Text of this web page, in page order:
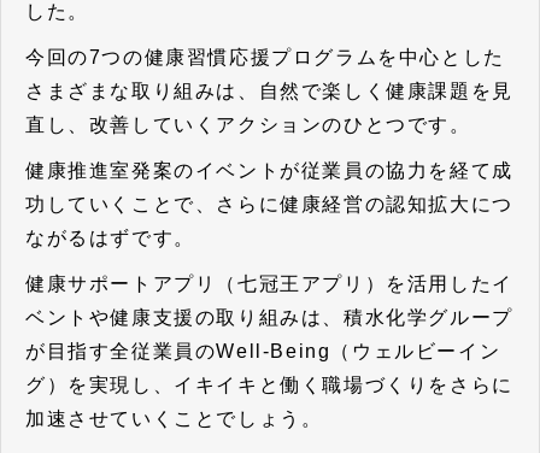
した。
今回の7つの健康習慣応援プログラムを中心とした
さまざまな取り組みは、自然で楽しく健康課題を見
直し、改善していくアクションのひとつです。
健康推進室発案のイベントが従業員の協力を経て成
功していくことで、さらに健康経営の認知拡大につ
ながるはずです。
健康サポートアプリ（七冠王アプリ）を活用したイ
ベントや健康支援の取り組みは、積水化学グループ
が目指す全従業員のWell-Being（ウェルビーイン
グ）を実現し、イキイキと働く職場づくりをさらに
加速させていくことでしょう。